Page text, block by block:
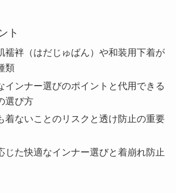
ト
襦袢（はだじゅばん）や和装用下着が
類
インナー選びのポイントと代用できる
選び方
着ないことのリスクと透け防止の重要
じた快適なインナー選びと着崩れ防止